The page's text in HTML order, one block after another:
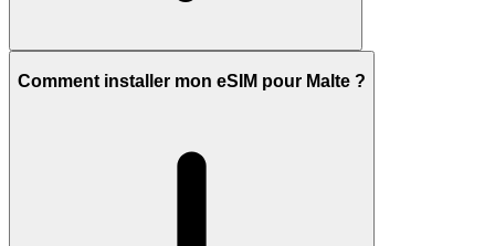
Comment installer mon eSIM pour Malte ?